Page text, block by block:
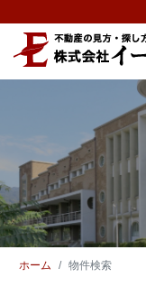
ホーム 物件検索